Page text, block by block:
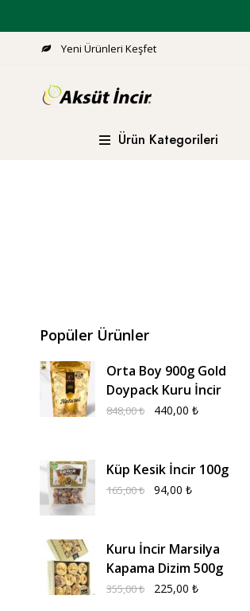
Yeni Ürünleri Keşfet
Ürün Kategorileri
Popüler Ürünler
Orta Boy 900g Gold
Doypack Kuru İncir
848,00₺ 440,00 ₺
Küp Kesik İncir 100g
165,00₺ 94,00 ₺
Kuru İncir Marsilya
Kapama Dizim 500g
355,00₺ 225,00 ₺